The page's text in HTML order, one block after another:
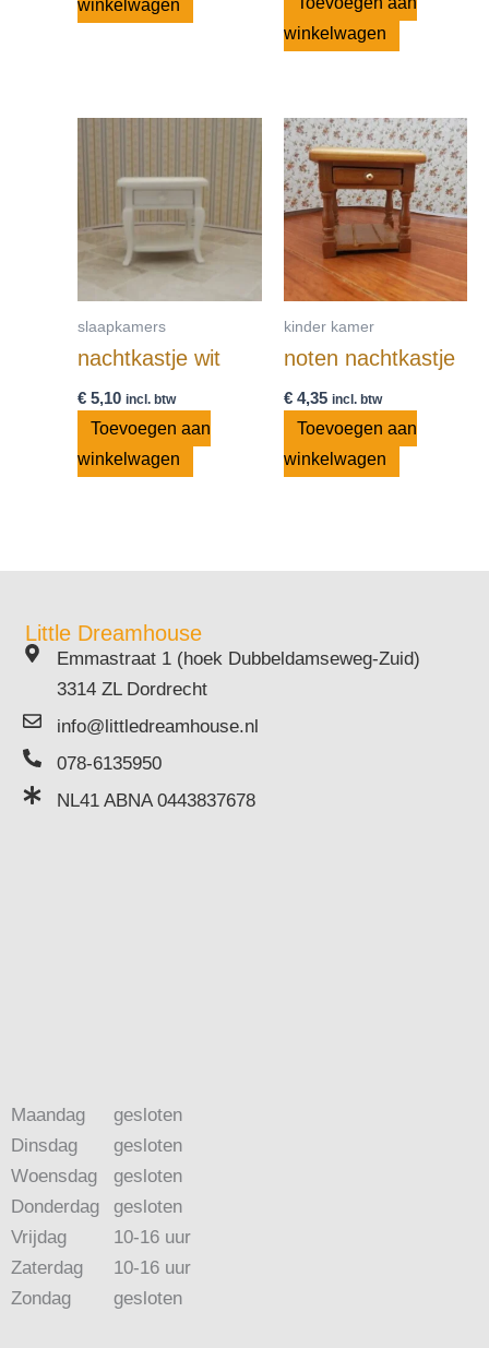
winkelwagen
winkelwagen
slaapkamers
nachtkastje wit
€ 5,10 incl. btw
Toevoegen aan
winkelwagen
kinder kamer
noten nachtkastje
€4,35 incl. btw
Toevoegen aan
winkelwagen
Little Dreamhouse
Emmastraat 1 (hoek Dubbeldamseweg-Zuid)
3314 ZL Dordrecht
info@littledreamhouse.nl
078-6135950
NL41 ABNA 0443837678
Maandag
Dinsdag
Woensdag
Donderdag
Vrijdag
Zaterdag
Zondag
gesloten
gesloten
gesloten
gesloten
10-16 uur
10-16 uur
gesloten